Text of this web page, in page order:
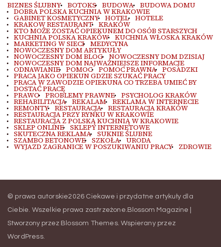
BIZNES ŚLUBNY BOTOKS BUDOWA BUDOWA DOMU
DOBRA POLSKA KUCHNIA W KRAKOWIE
GABINET KOSMETYCZNY HOTEL HOTELE
KRAKOW RESTAURANT KRAKÓW
KTO MOŻE ZOSTAĆ OPIEKUNEM DO OSÓB STARSZYCH
KUCHNIA POLSKA KRAKÓW KUCHNIA WŁOSKA KRAKÓW
MARKETING W SIECI MEDYCYNA
NOWOCZESNY DOM ARTYKUŁY
NOWOCZESNY DOM BLOG NOWOCZESNY DOM DZISIAJ
NOWOCZESNY DOM NAJWAŻNIEJSZE INFORMACJE
ODNAWIANIE POMOC POMOC PRAWNA POSADZKI
PRACA JAKO OPIEKUN GDZIE SZUKAĆ PRACY
PRACA W ZAWODZIE OPIEKUNA CO TRZEBA UMIEĆ BY
DOSTAĆ PRACĘ
PRAWO PROBLEMY PRAWNE PSYCHOLOG KRAKÓW
REHABILITACJA REKALAM REKLAMA W INTERNECIE
REMONTY RESTAURACJA RESTAURACJA KRAKÓW
RESTAURACJA PRZY RYNKU W KRAKOWIE
RESTAURACJA Z POLSKĄ KUCHNIĄ W KRAKOWIE
SKLEP ONLINE SKLEPY INTERNETOWE
SKUTECZNA REKLAMA SUKNIE ŚLUBNE
SZAMBO BETONOWE SZKOŁA URODA
WYJAZD ZAGRANICE W POSZUKIWANIU PRACY ZDROWIE
© prawa autorskie2026 Ciekawe i przydatne artykuły dla
Ciebie. Wszelkie prawa zastrzeżone. Blossom Magazine |
Stworzony przez Blossom Themes. Wspierany przez
WordPress.